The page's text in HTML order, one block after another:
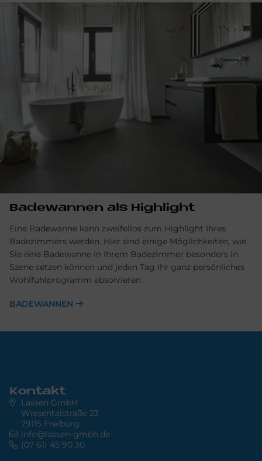
Badewannen als Highlight
Eine Badewanne kann zweifellos zum Highlight Ihres
Badezimmers werden. Hier sind einige Möglichkeiten, wie
Sie eine Badewanne in Ihrem Badezimmer besonders in
Szene setzen können und jeden Tag Ihr ganz persönliches
Wohlfühlprogramm absolvieren.
BADEWANNEN
Kontakt
Lassen GmbH
Wiesentalstraße 23
79115 Freiburg
info@lassen-gmbh.de
(07 61) 45 90 30